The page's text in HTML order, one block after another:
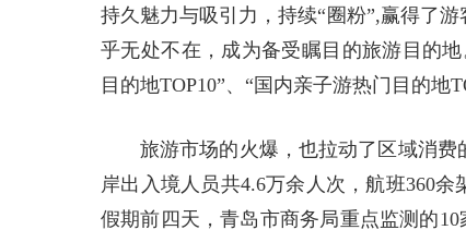
持久魅力与吸引力，持续“圈粉”,赢得了
乎无处不在，成为备受瞩目的旅游目的
目的地TOP10”、“国内亲子游热门目的地
旅游市场的火爆，也拉动了区域消费
岸出入境人员共4.6万余人次，航班360
假期前四天，青岛市商务局重点监测的